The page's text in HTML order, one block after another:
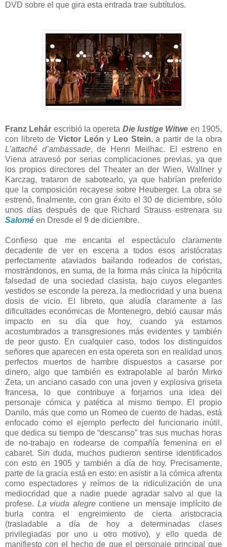
DVD sobre el que gira esta entrada trae subtítulos.
Franz Lehár escribió la opereta Die lustige Witwe en 1905,
con libreto de Victor León y Leo Stein, a partir de la obra
L’attaché d’ambassade, de Henri Meilhac. El estreno en
Viena atravesó por serias complicaciones previas, ya que
los propios directores del Theater an der Wien, Wallner y
Karczag, trataron de sabotearlo, ya que habrían preferido
que la composición recayese sobre Heuberger. La obra se
estrenó, finalmente, con gran éxito el 30 de diciembre, sólo
unos días después de que Richard Strauss estrenara su
Salomé en Dresde el 9 de diciembre.
Confieso que me encanta el espectáculo claramente
decadente de ver en escena a todos esos aristócratas
perfectamente ataviados bailando rodeados de coristas,
mostrándonos, en suma, de la forma más cínica la hipócrita
falsedad de una sociedad clasista, bajo cuyos elegantes
vestidos se esconde la pereza, la mediocridad y una buena
dosis de vicio. El libreto, que aludía claramente a las
dificultades económicas de Montenegro, debió causar más
impacto en su día que hoy, cuando ya estamos
acostumbrados a transgresiones más evidentes y también
de peor gusto. En cualquier caso, todos los distinguidos
señores que aparecen en esta opereta son en realidad unos
perfectos muertos de hambre dispuestos a casarse por
dinero, algo que también es extrapolable al barón Mirko
Zeta, un anciano casado con una joven y explosiva griseta
francesa, lo que contribuye a forjarnos una idea del
personaje cómica y patética al mismo tiempo. El propio
Danilo, más que como un Romeo de cuento de hadas, está
enfocado como el ejemplo perfecto del funcionario inútil,
que dedica su tiempo de “descanso” tras sus muchas horas
de no-trabajo en rodearse de compañía femenina en el
cabaret. Sin duda, muchos pudieron sentirse identificados
con esto en 1905 y también a día de hoy. Precisamente,
parte de la gracia está en esto: en asistir a la cómica afrenta
como espectadores y reírnos de la ridiculización de una
mediocridad que a nadie puede agradar salvo al que la
profese. La viuda alegrecontiene un mensaje implícito de
burla contra el engreimiento de cierta aristocracia
(trasladable a día de hoy a determinadas clases
privilegiadas por uno u otro motivo), y ello queda de
manifiesto con el hecho de que el personaje principal que